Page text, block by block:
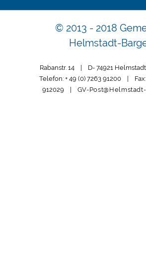
© 2013 - 2018
Helmstadt-
Rabanstr. 14 | D- 74921
Telefon: + 49 (0) 7263 91200 | Fax:
912029 | GV-